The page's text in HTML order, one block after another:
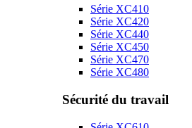
Série XC410
Série XC420
Série XC440
Série XC450
Série XC470
Série XC480
Sécurité du travail